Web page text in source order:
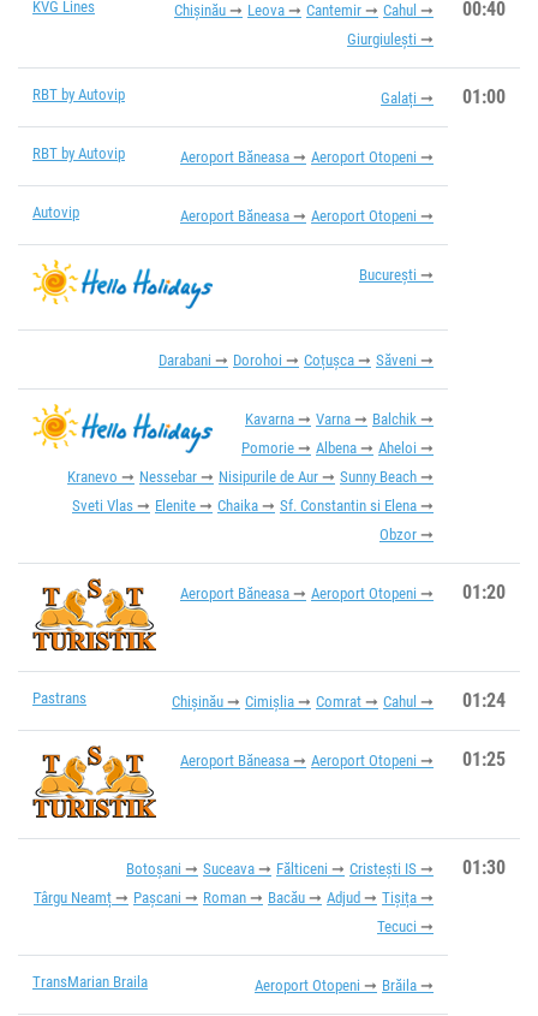
KVG Lines Chișinău Leova Cantemir
Cahul
Giurgiulești
00:40
RBT by Autovip Galați 01:00
RBT by Autovip Aeroport Băneasa Aeroport Otopeni
Autovip Aeroport Băneasa Aeroport Otopeni
București
Darabani Dorohoi Coțușca Săveni
Kavarna Varna
Balchik
Pomorie
Albena
Aheloi
Kranevo
Nessebar Nisipurile de Aur
Sunny Beach
Sveti Vlas
Elenite Chaika
Sf. Constantin si Elena
Obzor
Aeroport Băneasa Aeroport Otopeni 01:20
Pastrans Chișinău Cimișlia Comrat Cahul 01:24
Aeroport Băneasa Aeroport Otopeni 01:25
Botoșani Suceava Fălticeni
Cristești IS
Târgu Neamț
Pașcani Roman Bacău Adjud
Tișița
Tecuci
01:30
TransMarian Braila Aeroport Otopeni Brăila